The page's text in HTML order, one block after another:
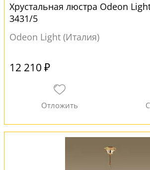
Хрустальная люстра Odeon
3431/5
Odeon Light (Италия)
12 210 ₽